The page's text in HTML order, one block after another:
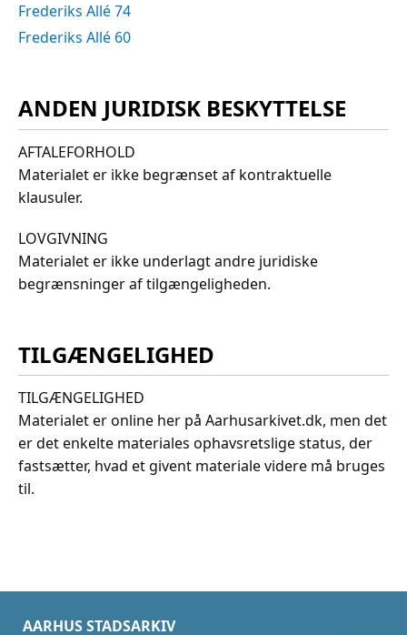
Frederiks Allé 74
Frederiks Allé 60
ANDEN JURIDISK BESKYTTELSE
AFTALEFORHOLD
Materialet er ikke begrænset af kontraktuelle
klausuler.
LOVGIVNING
Materialet er ikke underlagt andre juridiske
begrænsninger af tilgængeligheden.
TILGÆNGELIGHED
TILGÆNGELIGHED
Materialet er online her på Aarhusarkivet.dk, men det
er det enkelte materiales ophavsretslige status, der
fastsætter, hvad et givent materiale videre må bruges
til.
AARHUS STADSARKIV